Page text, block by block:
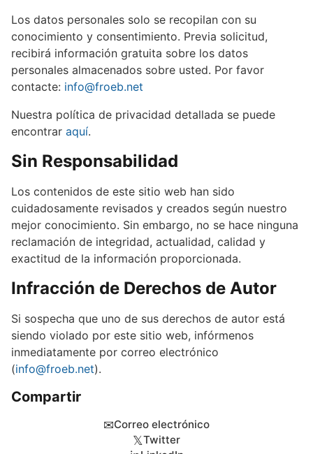
Los datos personales solo se recopilan con su
conocimiento y consentimiento. Previa solicitud,
recibirá información gratuita sobre los datos
personales almacenados sobre usted. Por favor
contacte: info@froeb.net
Nuestra política de privacidad detallada se puede
encontrar aquí.
Sin Responsabilidad
Los contenidos de este sitio web han sido
cuidadosamente revisados y creados según nuestro
mejor conocimiento. Sin embargo, no se hace ninguna
reclamación de integridad, actualidad, calidad y
exactitud de la información proporcionada.
Infracción de Derechos de Autor
Si sospecha que uno de sus derechos de autor está
siendo violado por este sitio web, infórmenos
inmediatamente por correo electrónico
(info@froeb.net).
Compartir
✉Correo electrónico
𝕏Twitter